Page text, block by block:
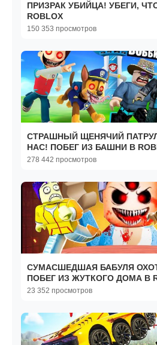
ПРИЗРАК УБИЙЦА! УБЕГИ,
ROBLOX
150 353 просмотров
СТРАШНЫЙ ЩЕНЯЧИЙ
НАС! ПОБЕГ ИЗ БАШНИ В
278 442 просмотров
СУМАСШЕДШАЯ БАБУЛЯ
ПОБЕГ ИЗ ЖУТКОГО ДОМА В
23 352 просмотров